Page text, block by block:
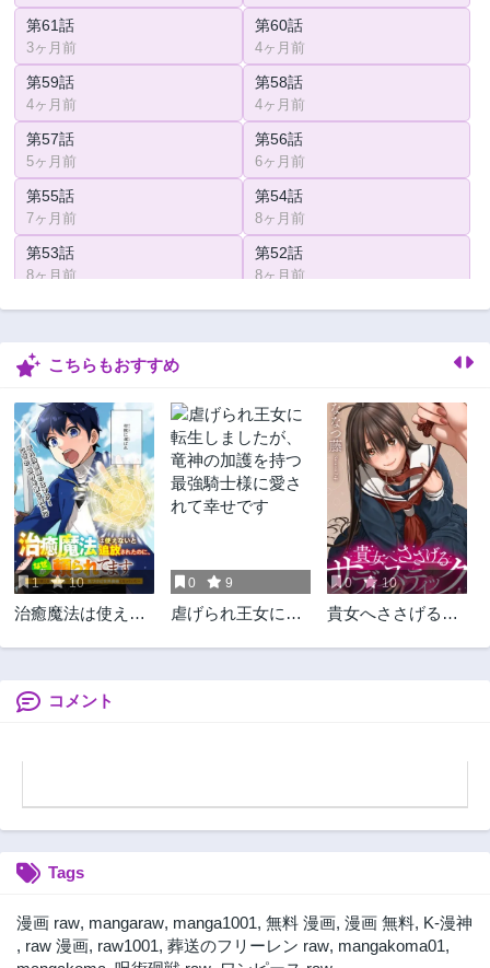
第61話
3ヶ月前
第60話
4ヶ月前
第59話
4ヶ月前
第58話
4ヶ月前
第57話
5ヶ月前
第56話
6ヶ月前
第55話
7ヶ月前
第54話
8ヶ月前
第53話
8ヶ月前
第52話
8ヶ月前
第51話 第50話
第49話
第47話
11ヶ月前
第46話
11ヶ月前
第45話
3ヶ月前
第44話
1年前
第43話
1年前
第41話
1年前
第40話
1年前
第39話 第38話
第37話
第31話
第29話
2年前
第28話
2年前
こちらもおすすめ
1 10
治癒魔法は使えな
てます, 治癒魔法は
使えないと追放さ
0 9
虐げられ王女に転
強騎士様に愛され
0 10
貴女へささげるサ
コメント
Tags
漫画 raw, mangaraw, manga1001, 無料 漫画, 漫画 無料, K-漫神
, raw 漫画, raw1001, 葬送のフリーレン raw, mangakoma01,